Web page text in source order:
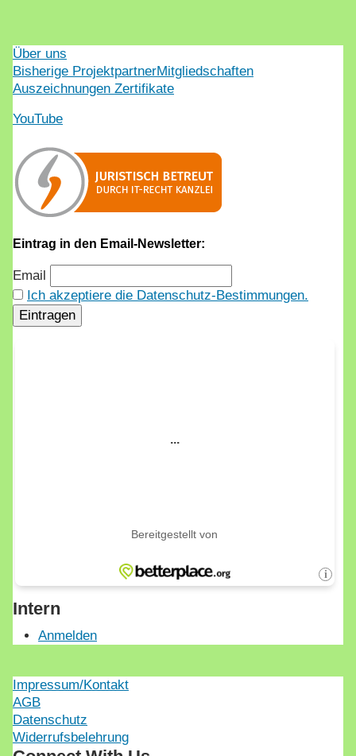
Über uns
Bisherige ProjektpartnerMitgliedschaften
Auszeichnungen Zertifikate
YouTube
Eintrag in den Email-Newsletter:
Email
Ich akzeptiere die Datenschutz-Bestimmungen.
Intern
Anmelden
Impressum/Kontakt
AGB
Datenschutz
Widerrufsbelehrung